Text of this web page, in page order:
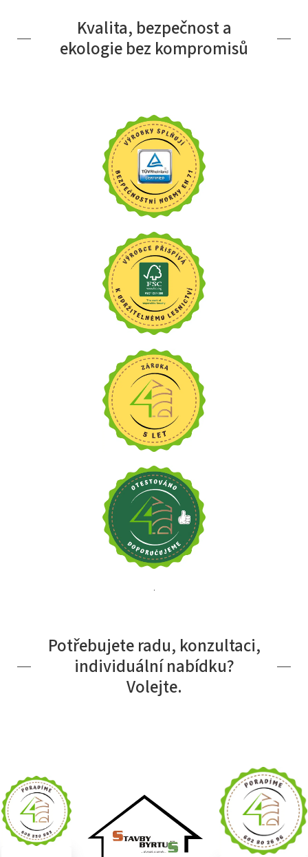
Kvalita, bezpečnost a
ekologie bez kompromisů
.
Potřebujete radu, konzultaci,
individuální nabídku?
Volejte.